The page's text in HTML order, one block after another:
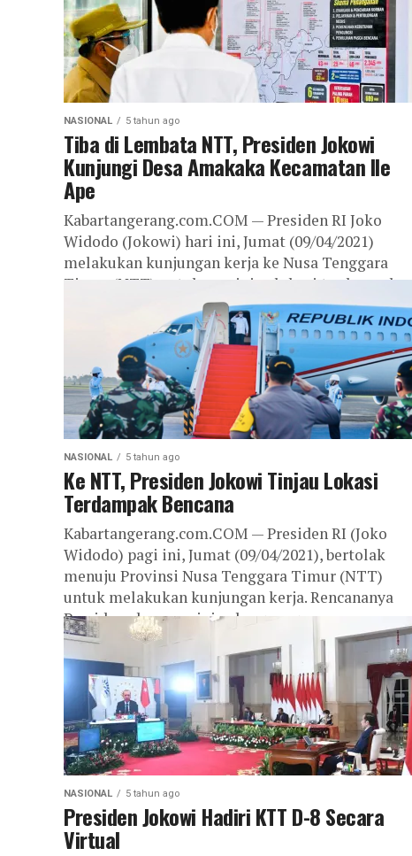
NASIONAL 5 tahun ago
Tiba di Lembata NTT, Presiden Jokowi
Kunjungi Desa Amakaka Kecamatan Ile
Ape
Kabartangerang.com.COM — Presiden RI Joko
Widodo (Jokowi) hari ini, Jumat (09/04/2021)
melakukan kunjungan kerja ke Nusa Tenggara
Timur (NTT) untuk meninjau lokasi terdampak
dan penanganan bencana...
NASIONAL 5 tahun ago
Ke NTT, Presiden Jokowi Tinjau Lokasi
Terdampak Bencana
Kabartangerang.com.COM — Presiden RI (Joko
Widodo) pagi ini, Jumat (09/04/2021), bertolak
menuju Provinsi Nusa Tenggara Timur (NTT)
untuk melakukan kunjungan kerja. Rencananya
Presiden akan meninjau langsung...
NASIONAL 5 tahun ago
Presiden Jokowi Hadiri KTT D-8 Secara
Virtual